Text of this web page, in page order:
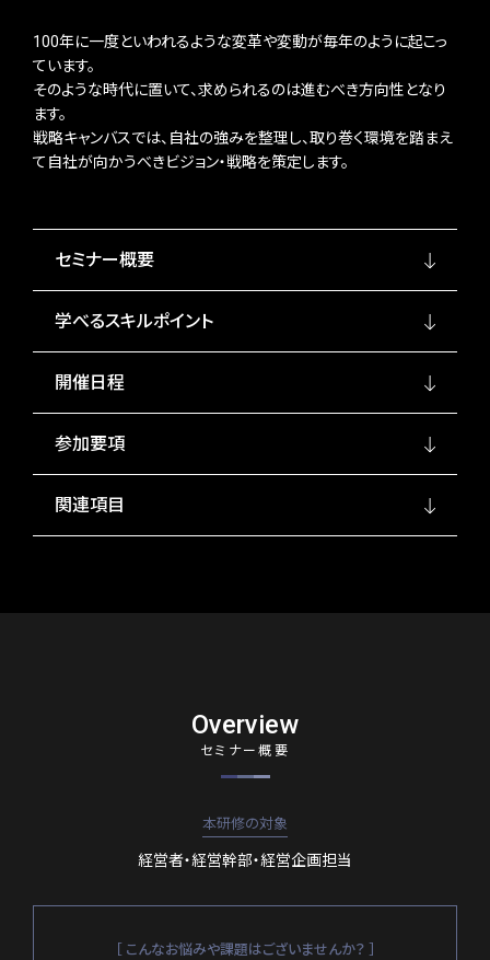
100年に一度といわれるような変革や変動が毎年のように起こっ
ています。
そのような時代に置いて、求められるのは進むべき方向性となり
ます。
戦略キャンバスでは、自社の強みを整理し、取り巻く環境を踏まえ
て自社が向かうべきビジョン・戦略を策定します。
セミナー概要
学べるスキルポイント
開催日程
参加要項
関連項目
Overview
セミナー概要
本研修の対象
経営者・経営幹部・経営企画担当
［ こんなお悩みや課題はございませんか？ ］